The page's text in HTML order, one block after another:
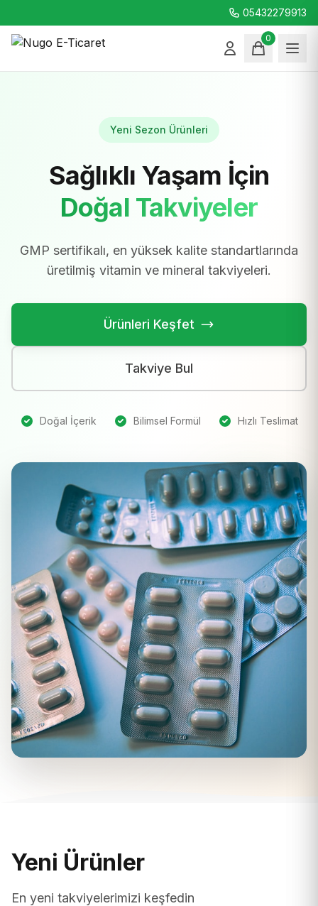
05432279913
0
Yeni Sezon Ürünleri
Sağlıklı Yaşam İçin
Doğal Takviyeler
GMP sertifikalı, en yüksek kalite standartlarında
üretilmiş vitamin ve mineral takviyeleri.
Ürünleri Keşfet
Takviye Bul
Doğal İçerik Bilimsel Formül Hızlı Teslimat
Yeni Ürünler
En yeni takviyelerimizi keşfedin